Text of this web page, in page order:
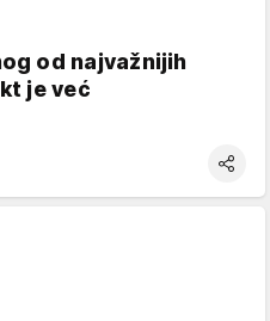
od najvažnijih
je već